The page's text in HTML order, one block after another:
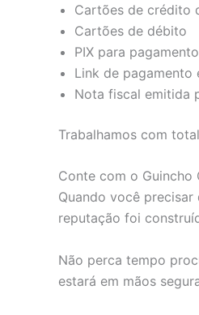
Cartões de crédito
Cartões de débito
PIX para
Link de pagamento
Nota fiscal emitida
Trabalhamos com
Conte com o Guincho
Quando você precisar
reputação foi
Não perca tempo
estará em mãos